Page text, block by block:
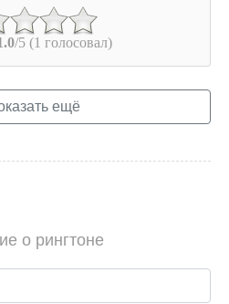
/5 (1 голосовал)
ещё
о рингтоне